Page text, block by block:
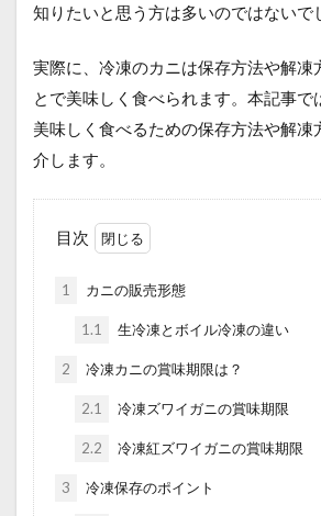
知りたいと思う方は多いのではないで
実際に、冷凍のカニは保存方法や解凍
とで美味しく食べられます。本記事で
美味しく食べるための保存方法や解凍
介します。
目次
1 カニの販売形態
1.1 生冷凍とボイル冷凍の違い
2 冷凍カニの賞味期限は？
2.1 冷凍ズワイガニの賞味期限
2.2 冷凍紅ズワイガニの賞味期限
3 冷凍保存のポイント